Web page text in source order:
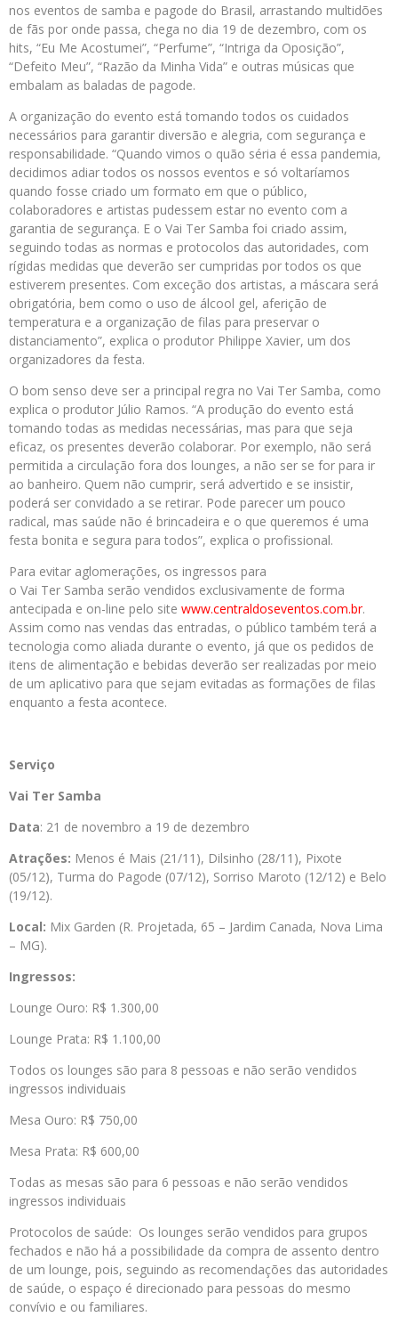
nos eventos de samba e pagode do Brasil, arrastando multidões
de fãs por onde passa, chega no dia 19 de dezembro, com os
hits, “Eu Me Acostumei”, “Perfume”, “Intriga da Oposição”,
“Defeito Meu”, “Razão da Minha Vida” e outras músicas que
embalam as baladas de pagode.
A organização do evento está tomando todos os cuidados
necessários para garantir diversão e alegria, com segurança e
responsabilidade. “Quando vimos o quão séria é essa pandemia,
decidimos adiar todos os nossos eventos e só voltaríamos
quando fosse criado um formato em que o público,
colaboradores e artistas pudessem estar no evento com a
garantia de segurança. E o Vai Ter Samba foi criado assim,
seguindo todas as normas e protocolos das autoridades, com
rígidas medidas que deverão ser cumpridas por todos os que
estiverem presentes. Com exceção dos artistas, a máscara será
obrigatória, bem como o uso de álcool gel, aferição de
temperatura e a organização de filas para preservar o
distanciamento”, explica o produtor Philippe Xavier, um dos
organizadores da festa.
O bom senso deve ser a principal regra no Vai Ter Samba, como
explica o produtor Júlio Ramos. “A produção do evento está
tomando todas as medidas necessárias, mas para que seja
eficaz, os presentes deverão colaborar. Por exemplo, não será
permitida a circulação fora dos lounges, a não ser se for para ir
ao banheiro. Quem não cumprir, será advertido e se insistir,
poderá ser convidado a se retirar. Pode parecer um pouco
radical, mas saúde não é brincadeira e o que queremos é uma
festa bonita e segura para todos”, explica o profissional.
Para evitar aglomerações, os ingressos para
o Vai Ter Samba serão vendidos exclusivamente de forma
antecipada e on-line pelo site www.centraldoseventos.com.br.
Assim como nas vendas das entradas, o público também terá a
tecnologia como aliada durante o evento, já que os pedidos de
itens de alimentação e bebidas deverão ser realizadas por meio
de um aplicativo para que sejam evitadas as formações de filas
enquanto a festa acontece.
Serviço
Vai Ter Samba
Data: 21 de novembro a 19 de dezembro
Atrações: Menos é Mais (21/11), Dilsinho (28/11), Pixote
(05/12), Turma do Pagode (07/12), Sorriso Maroto (12/12) e Belo
(19/12).
Local: Mix Garden (R. Projetada, 65 – Jardim Canada, Nova Lima
– MG).
Ingressos:
Lounge Ouro: R$ 1.300,00
Lounge Prata: R$ 1.100,00
Todos os lounges são para 8 pessoas e não serão vendidos
ingressos individuais
Mesa Ouro: R$ 750,00
Mesa Prata: R$ 600,00
Todas as mesas são para 6 pessoas e não serão vendidos
ingressos individuais
Protocolos de saúde: Os lounges serão vendidos para grupos
fechados e não há a possibilidade da compra de assento dentro
de um lounge, pois, seguindo as recomendações das autoridades
de saúde, o espaço é direcionado para pessoas do mesmo
convívio e ou familiares.